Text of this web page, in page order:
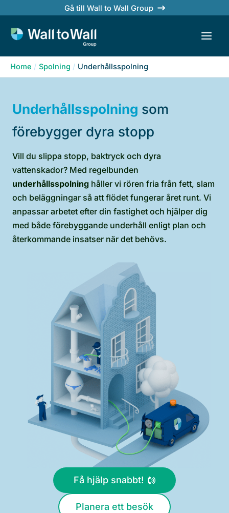
content
Gå till Wall to Wall Group
Home Spolning Underhållsspolning
Underhållsspolning som
förebygger dyra stopp
Vill du slippa stopp, baktryck och dyra
vattenskador? Med regelbunden
underhållsspolning håller vi rören fria från fett, slam
och beläggningar så att flödet fungerar året runt. Vi
anpassar arbetet efter din fastighet och hjälper dig
med både förebyggande underhåll enligt plan och
återkommande insatser när det behövs.
Få hjälp snabbt!
Planera ett besök